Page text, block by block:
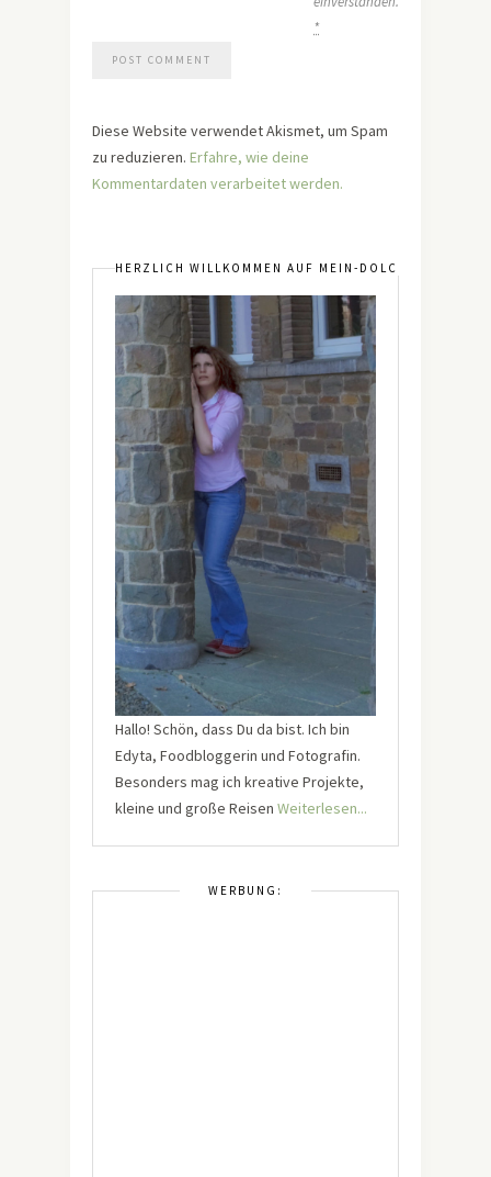
*
Diese Website verwendet Akismet, um Spam
zu reduzieren. Erfahre, wie deine
Kommentardaten verarbeitet werden.
HERZLICH WILLKOMMEN AUF MEIN-DOLCEVITA.DE
Hallo! Schön, dass Du da bist. Ich bin
Edyta, Foodbloggerin und Fotografin.
Besonders mag ich kreative Projekte,
kleine und große Reisen Weiterlesen...
WERBUNG: